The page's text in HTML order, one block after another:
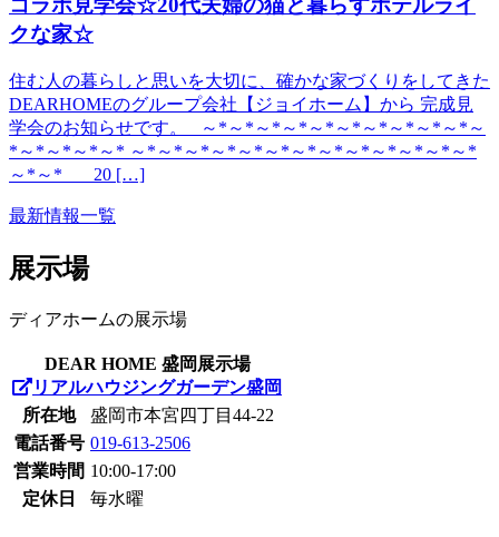
コラボ見学会☆20代夫婦の猫と暮らすホテルライ
クな家☆
住む人の暮らしと思いを大切に、確かな家づくりをしてきた
DEARHOMEのグループ会社【ジョイホーム】から 完成見
学会のお知らせです。 ～*～*～*～*～*～*～*～*～*～*～
*～*～*～*～* ～*～*～*～*～*～*～*～*～*～*～*～*～*
～*～* 20 […]
最新情報一覧
展示場
ディアホームの展示場
DEAR HOME 盛岡展示場
リアルハウジングガーデン盛岡
所在地
盛岡市本宮四丁目44-22
電話番号 019-613-2506
営業時間 10:00-17:00
定休日
毎水曜